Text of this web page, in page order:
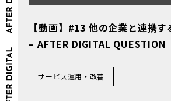
【動画】#13 他の企業と連携
– AFTER DIGITAL QUESTION
サービス運用・改善